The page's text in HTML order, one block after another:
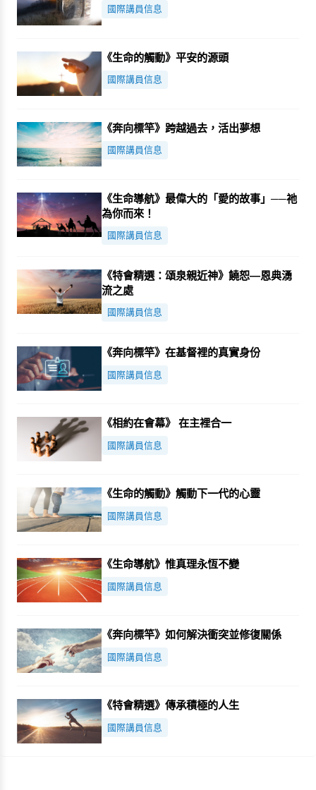
國際講員信息
《生命的觸動》平安的源頭
國際講員信息
《奔向標竿》跨越過去，活出夢想
國際講員信息
《生命導航》最偉大的「愛的故事」──祂
為你而來！
國際講員信息
《特會精選：頌泉親近神》饒恕—恩典湧
流之處
國際講員信息
《奔向標竿》在基督裡的真實身份
國際講員信息
《相約在會幕》 在主裡合一
國際講員信息
《生命的觸動》觸動下一代的心靈
國際講員信息
《生命導航》惟真理永恆不變
國際講員信息
《奔向標竿》如何解決衝突並修復關係
國際講員信息
《特會精選》傳承積極的人生
國際講員信息